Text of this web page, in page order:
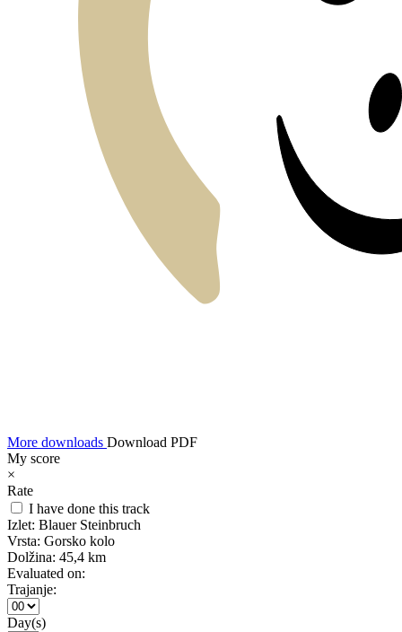
More downloads Download PDF
My score
×
Rate
I have done this track
Izlet: Blauer Steinbruch
Vrsta: Gorsko kolo
Dolžina: 45,4 km
Evaluated on:
Trajanje:
Day(s)